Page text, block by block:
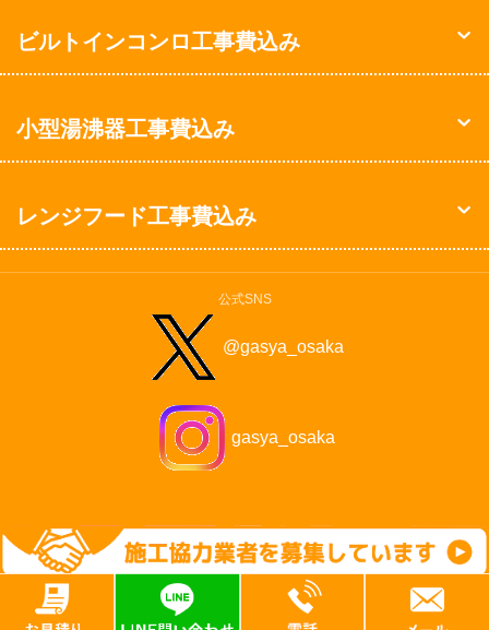
ビルトインコンロ工事費込み
小型湯沸器工事費込み
レンジフード工事費込み
公式SNS
@gasya_osaka
gasya_osaka
©2009-2026 Solaris Corp. All Rights Reserved.